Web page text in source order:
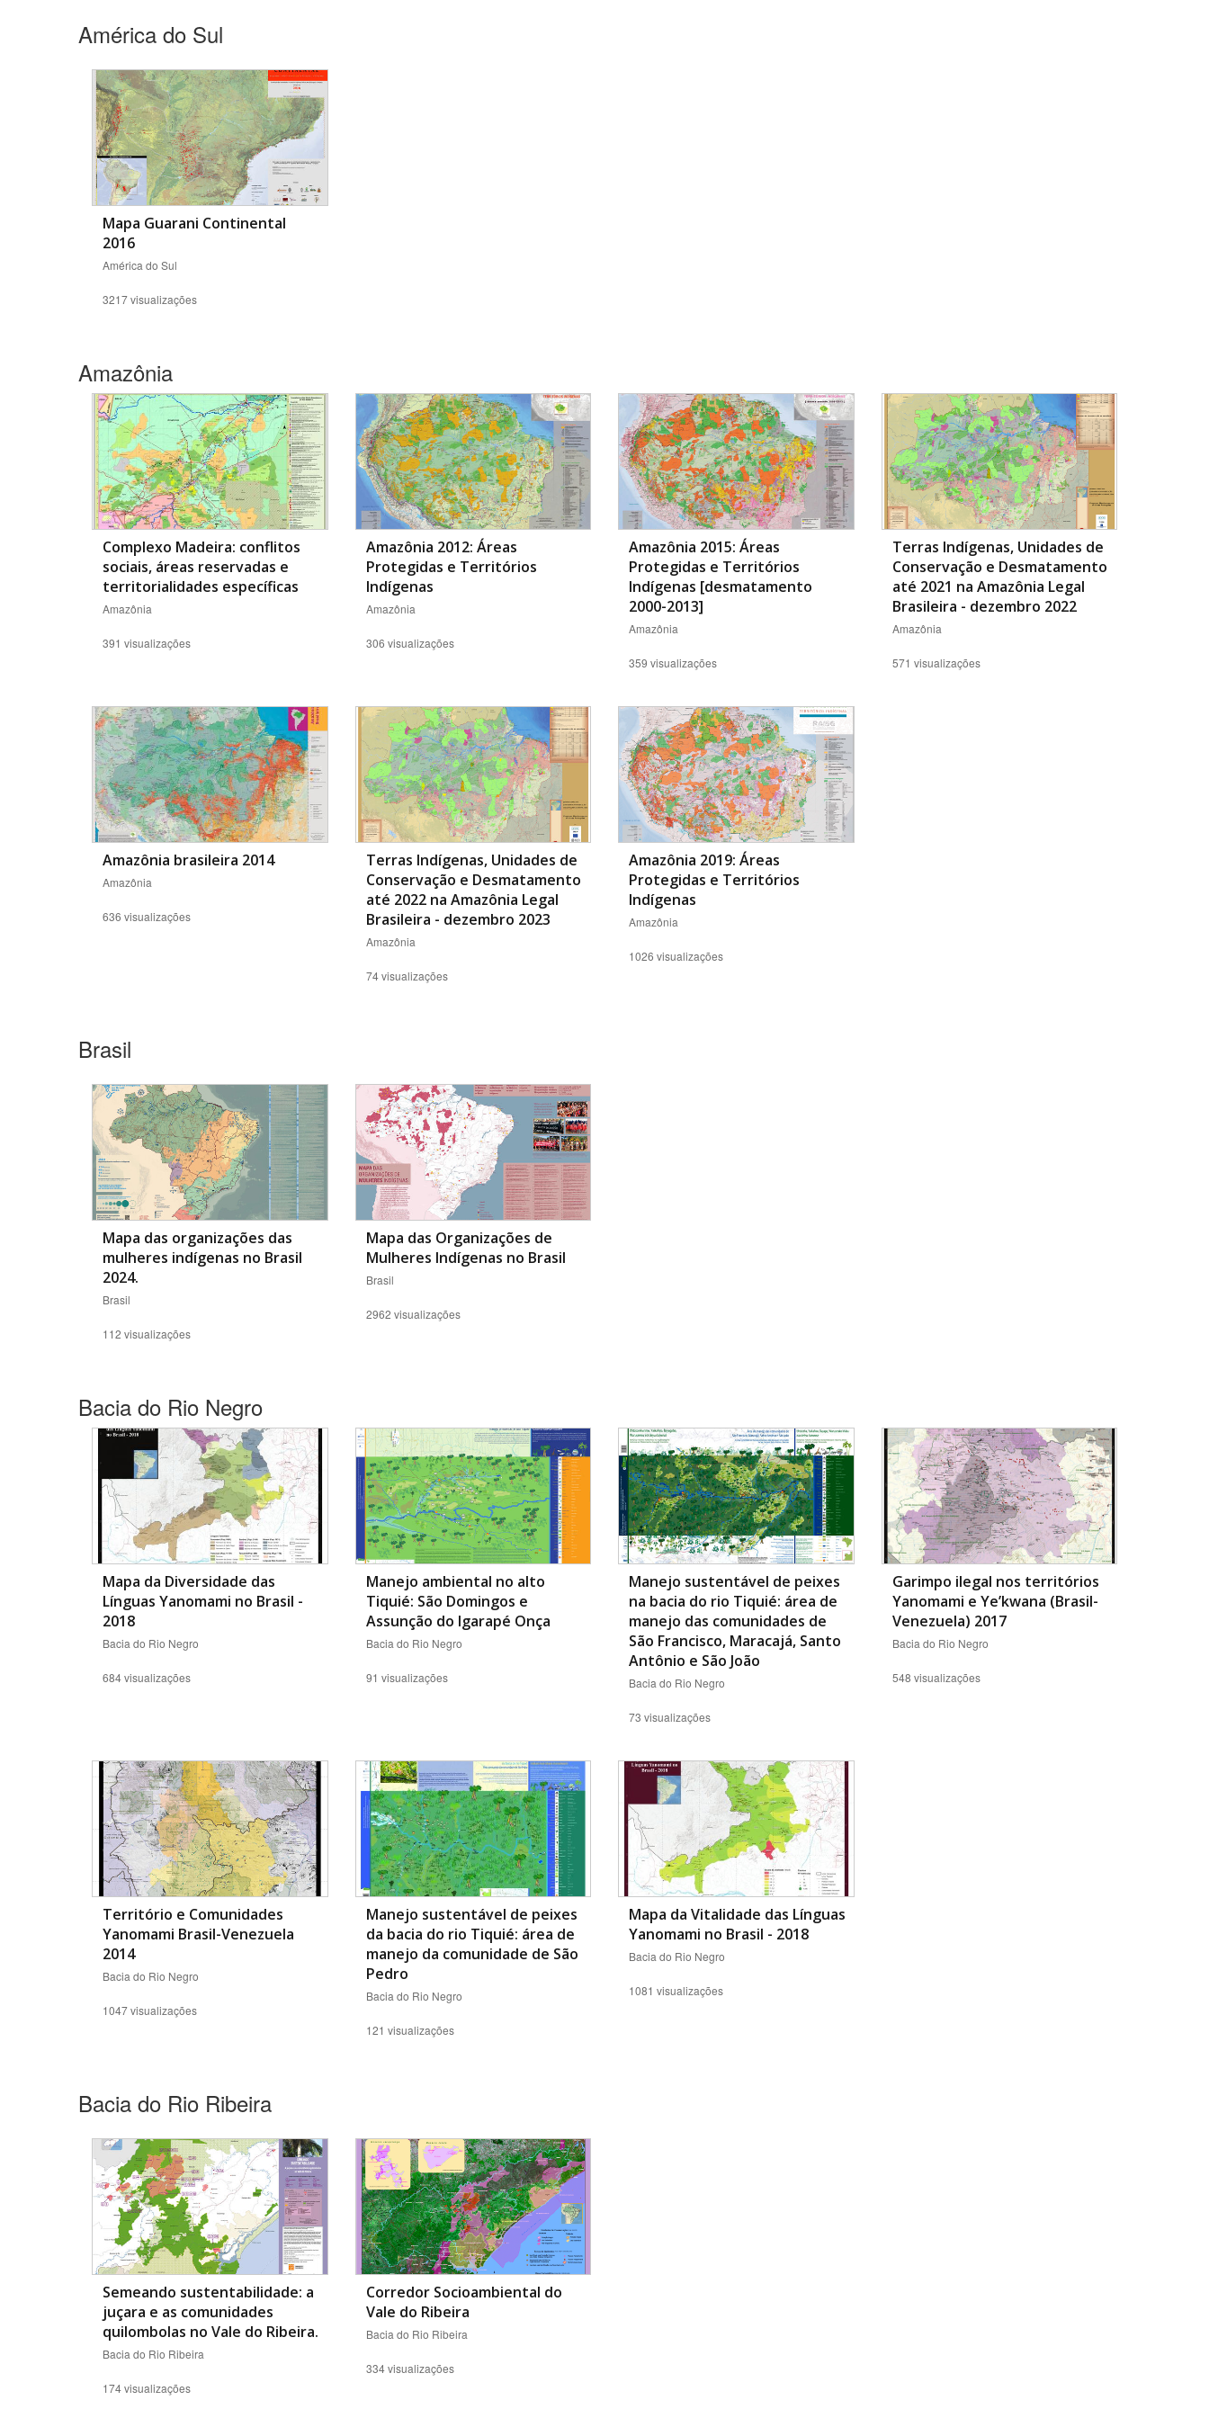
Área de Levantamento
América do Sul
Mapa Guarani Continental
2016
América do Sul
3217 visualizações
Amazônia
Complexo Madeira: conflitos
sociais, áreas reservadas e
territorialidades específicas
Amazônia
391 visualizações
Amazônia 2012: Áreas
Protegidas e Territórios
Indígenas
Amazônia
306 visualizações
Amazônia 2015: Áreas
Protegidas e Territórios
Indígenas [desmatamento
2000-2013]
Amazônia
359 visualizações
Terras Indígenas, Unidades de
Conservação e Desmatamento
até 2021 na Amazônia Legal
Brasileira - dezembro 2022
Amazônia
571 visualizações
Amazônia brasileira 2014
Amazônia
636 visualizações
Terras Indígenas, Unidades de
Conservação e Desmatamento
até 2022 na Amazônia Legal
Brasileira - dezembro 2023
Amazônia
74 visualizações
Amazônia 2019: Áreas
Protegidas e Territórios
Indígenas
Amazônia
1026 visualizações
Brasil
Mapa das organizações das
mulheres indígenas no Brasil
2024.
Brasil
112 visualizações
Mapa das Organizações de
Mulheres Indígenas no Brasil
Brasil
2962 visualizações
Bacia do Rio Negro
Mapa da Diversidade das
Línguas Yanomami no Brasil -
2018
Bacia do Rio Negro
684 visualizações
Manejo ambiental no alto
Tiquié: São Domingos e
Assunção do Igarapé Onça
Bacia do Rio Negro
91 visualizações
Manejo sustentável de peixes
na bacia do rio Tiquié: área de
manejo das comunidades de
São Francisco, Maracajá, Santo
Antônio e São João
Bacia do Rio Negro
73 visualizações
Garimpo ilegal nos territórios
Yanomami e Ye’kwana (Brasil-
Venezuela) 2017
Bacia do Rio Negro
548 visualizações
Território e Comunidades
Yanomami Brasil-Venezuela
2014
Bacia do Rio Negro
1047 visualizações
Manejo sustentável de peixes
da bacia do rio Tiquié: área de
manejo da comunidade de São
Pedro
Bacia do Rio Negro
121 visualizações
Mapa da Vitalidade das Línguas
Yanomami no Brasil - 2018
Bacia do Rio Negro
1081 visualizações
Bacia do Rio Ribeira
Semeando sustentabilidade: a
juçara e as comunidades
quilombolas no Vale do Ribeira.
Bacia do Rio Ribeira
174 visualizações
Corredor Socioambiental do
Vale do Ribeira
Bacia do Rio Ribeira
334 visualizações